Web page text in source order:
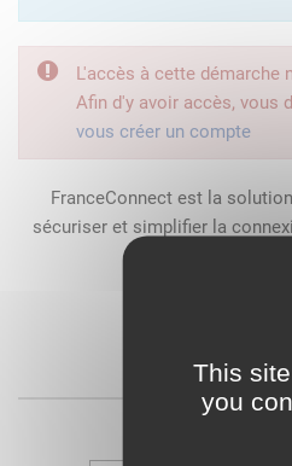
This
you
L'accès à cette démarche
Afin d'y avoir accès, vous
vous créer un compte
FranceConnect est la
sécuriser et simplifier la
ou